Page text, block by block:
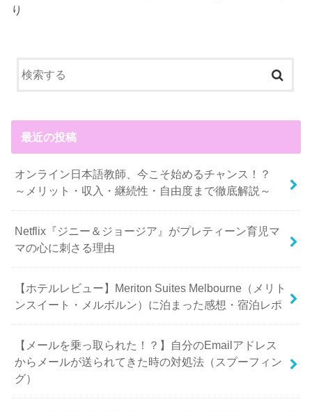
り
最近の投稿
オンライン日本語教師、今こそ始めるチャンス！？
～メリット・収入・継続性・自由度まで徹底解説～
Netflix『ジニー＆ジョージア』がプレティーン育児マ
マの心に刺さる理由
【ホテルレビュー】Meriton Suites Melbourne（メリト
ンスイート・メルボルン）に泊まった感想・宿泊レポ
【メールを乗っ取られた！？】自分のEmailアドレス
からメールが送られてきた時の対処法（スプーフィン
グ）